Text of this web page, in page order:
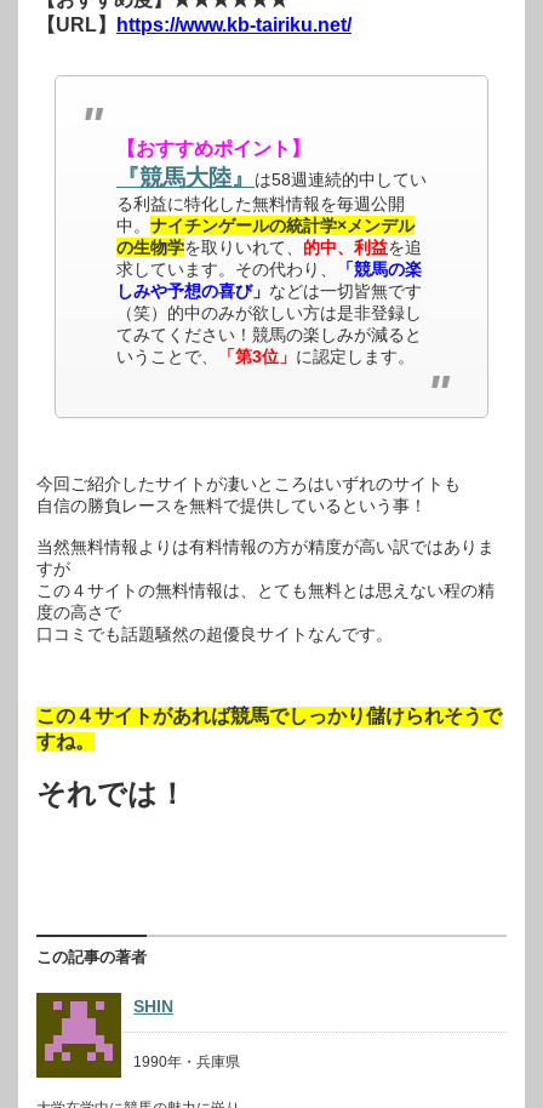
【URL】
https://www.kb-tairiku.net/
【おすすめポイント】
『競馬大陸』
は58週連続的中してい
る利益に特化した無料情報を毎週公開
中。 ナイチンゲールの統計学×メンデル
の生物学を取りいれて、 的中、利益を追
求しています。その代わり、
「競馬の楽
しみや予想の喜び」 などは一切皆無です
（笑）的中のみが欲しい方は是非登録し
てみてください！競馬の楽しみが減ると
いうことで、
「第3位」 に認定します。
今回ご紹介したサイトが凄いところはいずれのサイトも
自信の勝負レースを無料で提供しているという事！
当然無料情報よりは有料情報の方が精度が高い訳ではありま
すが
この４サイトの無料情報は、とても無料とは思えない程の精
度の高さで
口コミでも話題騒然の超優良サイトなんです。
この４サイトがあれば競馬でしっかり儲けられそうで
すね。
それでは！
この記事の著者
SHIN
1990年・兵庫県